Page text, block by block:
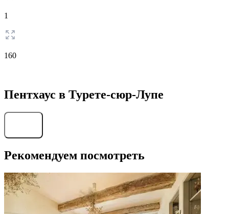
1
160
Пентхаус в Турете-сюр-Лупе
Рекомендуем посмотреть